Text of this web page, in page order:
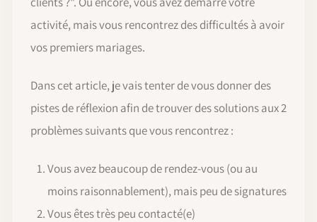
activité, mais vous rencontrez des difficultés à avoir
vos premiers mariages.
Dans cet article, je vais tenter de vous donner des
pistes de réflexion afin de trouver des solutions aux 2
problèmes suivants que vous rencontrez :
Vous avez beaucoup de rendez-vous (ou au
moins raisonnablement), mais peu de signatures
Vous êtes très peu contacté(e)